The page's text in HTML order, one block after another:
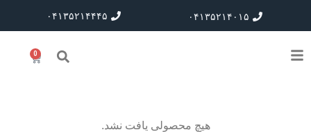
۰۴۱۳۵۲۱۴۰۱۵ ۰۴۱۳۵۲۱۴۴۴۵
0
هیچ محصولی یافت نشد.